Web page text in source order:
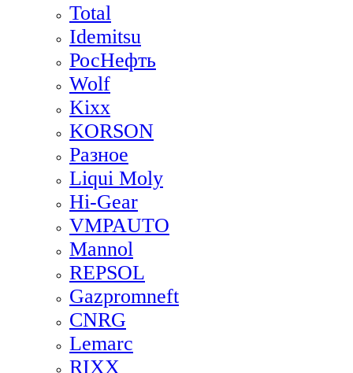
Total
Idemitsu
РосНефть
Wolf
Kixx
KORSON
Разное
Liqui Moly
Hi-Gear
VMPAUTO
Mannol
REPSOL
Gazpromneft
CNRG
Lemarc
RIXX